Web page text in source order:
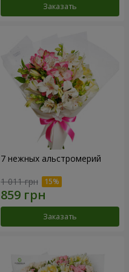
Заказать
7 нежных альстромерий
1 011 грн
Заказать